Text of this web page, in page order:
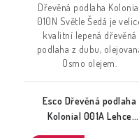
Dřevěná podlaha
010N Světle Šedá je
kvalitní lepená dřevěná
podlaha z dubu,
Osmo olejem.
Esco Dřevěná podlaha
Kolonial 001A Lehce